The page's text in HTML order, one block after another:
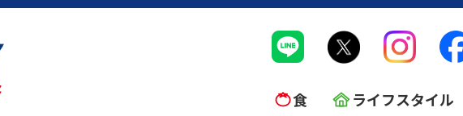
食 ライフスタイル